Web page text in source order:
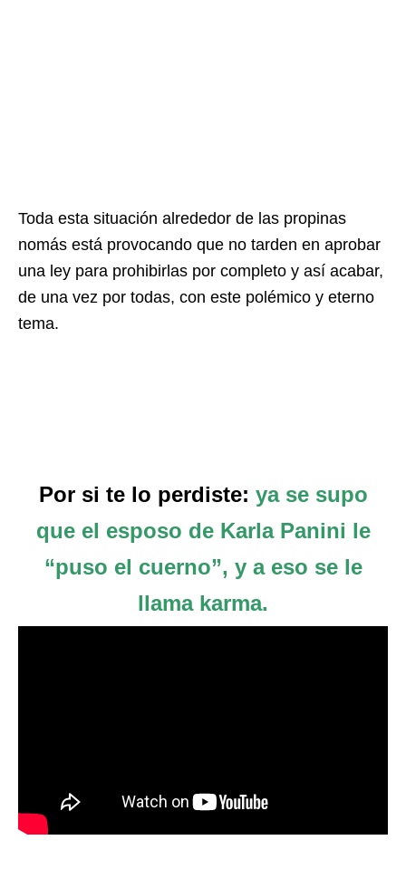
Toda esta situación alrededor de las propinas
nomás está provocando que no tarden en aprobar
una ley para prohibirlas por completo y así acabar,
de una vez por todas, con este polémico y eterno
tema.
Por si te lo perdiste: ya se supo
que el esposo de Karla Panini le
“puso el cuerno”, y a eso se le
llama karma.